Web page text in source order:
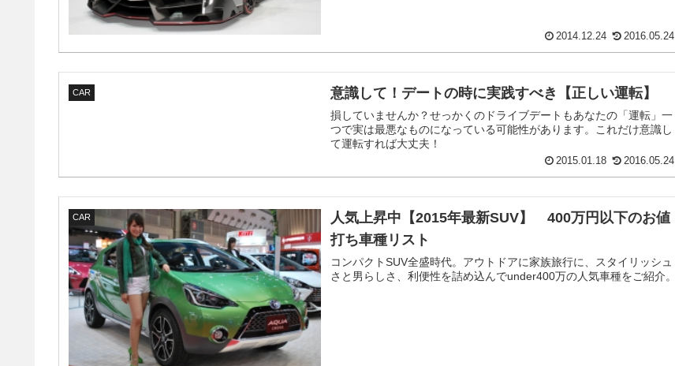
2014.12.24 2016.05.24
CAR 意識して！デートの時に実践すべき【正しい運転】
損していませんか？せっかくのドライブデートもあなたの「運転」一
つで実は最悪なものになっている可能性があります。これだけ意識し
て運転すれば大丈夫！
2015.01.18 2016.05.24
CAR
人気上昇中【2015年最新SUV】 400万円以下のお値
打ち車種リスト
コンパクトSUV全盛時代。アウトドアに家族旅行に、スタイリッシュ
さと男らしさ、利便性を詰め込んでunder400万の人気車種をご紹介。